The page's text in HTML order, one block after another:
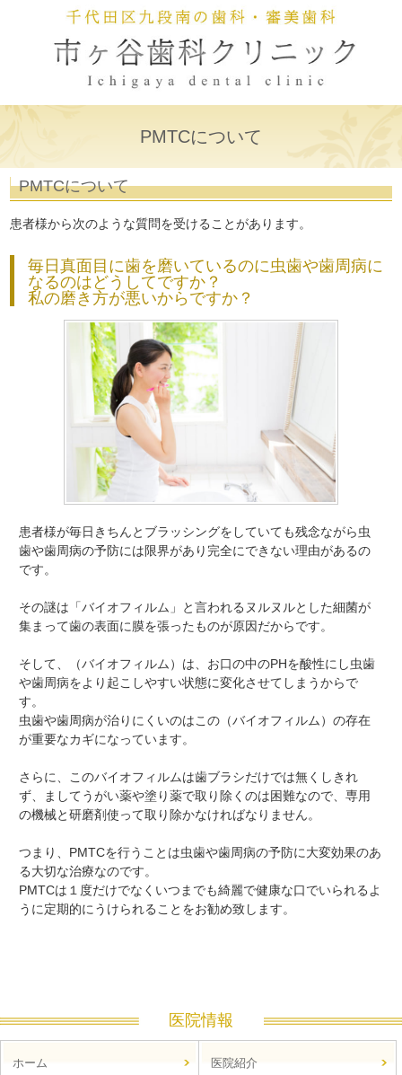
PMTCについて
PMTCについて
患者様から次のような質問を受けることがあります。
毎日真面目に歯を磨いているのに虫歯や歯周病に
なるのはどうしてですか？
私の磨き方が悪いからですか？
患者様が毎日きちんとブラッシングをしていても残念ながら虫
歯や歯周病の予防には限界があり完全にできない理由があるの
です。
その謎は「バイオフィルム」と言われるヌルヌルとした細菌が
集まって歯の表面に膜を張ったものが原因だからです。
そして、（バイオフィルム）は、お口の中のPHを酸性にし虫歯
や歯周病をより起こしやすい状態に変化させてしまうからで
す。
虫歯や歯周病が治りにくいのはこの（バイオフィルム）の存在
が重要なカギになっています。
さらに、このバイオフィルムは歯ブラシだけでは無くしきれ
ず、ましてうがい薬や塗り薬で取り除くのは困難なので、専用
の機械と研磨剤使って取り除かなければなりません。
つまり、PMTCを行うことは虫歯や歯周病の予防に大変効果のあ
る大切な治療なのです。
PMTCは１度だけでなくいつまでも綺麗で健康な口でいられるよ
うに定期的にうけられることをお勧め致します。
医院情報
ホーム 医院紹介